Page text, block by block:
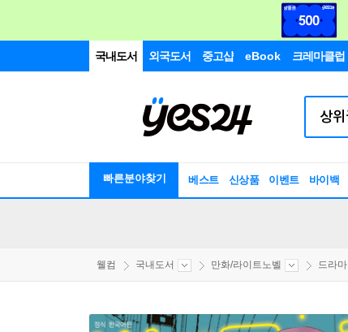
국내도서 외국도서 중고샵 eBook 크레마클럽
빠른분야찾기 베스트 신상품 이벤트 바이백
웰컴 국내도서 만화/라이트노벨 드라마